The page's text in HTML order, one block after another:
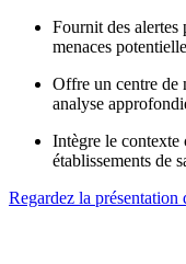
Fournit des
menaces
Offre un centre de
analyse
Intègre le contexte
établissements de
Regardez la